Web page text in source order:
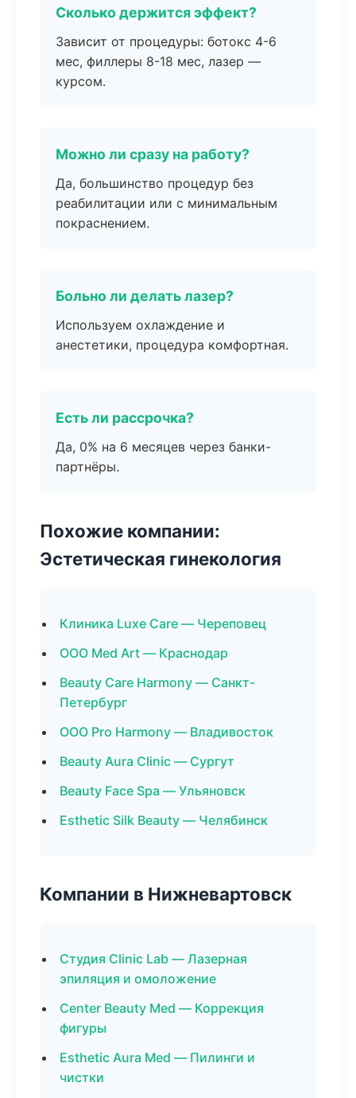
Сколько держится эффект?
Зависит от процедуры: ботокс 4-6
мес, филлеры 8-18 мес, лазер —
курсом.
Можно ли сразу на работу?
Да, большинство процедур без
реабилитации или с минимальным
покраснением.
Больно ли делать лазер?
Используем охлаждение и
анестетики, процедура комфортная.
Есть ли рассрочка?
Да, 0% на 6 месяцев через банки-
партнёры.
Похожие компании:
Эстетическая гинекология
Клиника Luxe Care — Череповец
ООО Med Art — Краснодар
Beauty Care Harmony — Санкт-
Петербург
ООО Pro Harmony — Владивосток
Beauty Aura Clinic — Сургут
Beauty Face Spa — Ульяновск
Esthetic Silk Beauty — Челябинск
Компании в Нижневартовск
Студия Clinic Lab — Лазерная
эпиляция и омоложение
Center Beauty Med — Коррекция
фигуры
Esthetic Aura Med — Пилинги и
чистки